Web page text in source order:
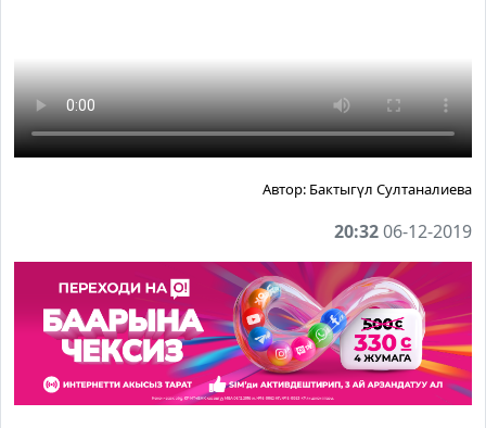
Автор: Бактыгүл Султаналиева
20:3206-12-2019